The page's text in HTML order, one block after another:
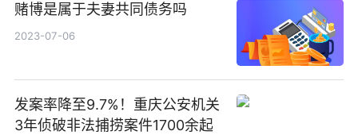
赌博是属于夫妻共同债务吗
2023-07-06
发案率降至9.7%！重庆公安机关
3年侦破非法捕捞案件1700余起